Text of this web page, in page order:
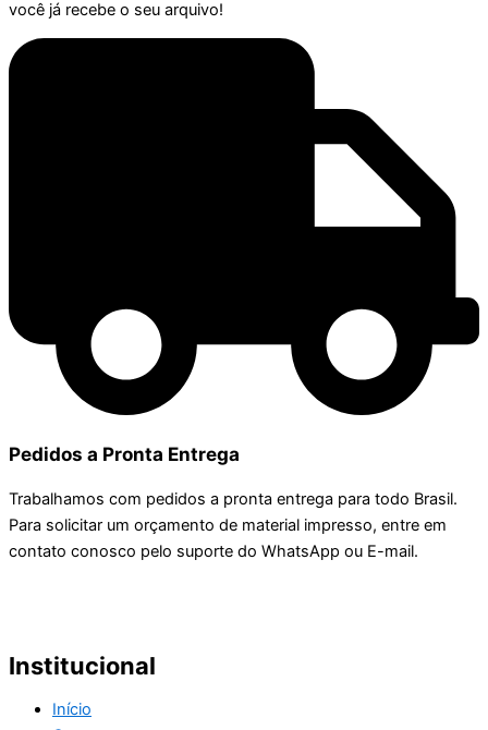
você já recebe o seu arquivo!
Pedidos a Pronta Entrega
Trabalhamos com pedidos a pronta entrega para todo Brasil.
Para solicitar um orçamento de material impresso, entre em
contato conosco pelo suporte do WhatsApp ou E-mail.
Institucional
Início